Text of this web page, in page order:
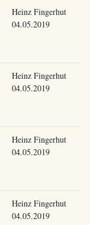
Heinz Fingerhut
04.05.2019
Heinz Fingerhut
04.05.2019
Heinz Fingerhut
04.05.2019
Heinz Fingerhut
04.05.2019